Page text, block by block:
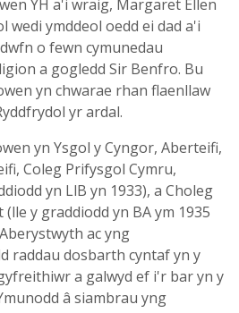
YH a'i wraig, Margaret Ellen
wedi ymddeol oedd ei dad a'i
o fewn cymunedau
a gogledd Sir Benfro. Bu
yn chwarae rhan flaenllaw
yr ardal.
yn Ysgol y Cyngor, Aberteifi,
Coleg Prifysgol Cymru,
yn LlB yn 1933), a Choleg
y graddiodd yn BA ym 1935
ac yng
raddau dosbarth cyntaf yn y
a galwyd ef i'r bar yn y
â siambrau yng